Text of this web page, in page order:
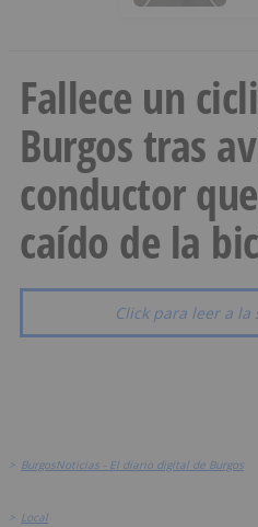
Fallece un
Burgos tras
conductor
caído de la
Click para leer a
> BurgosNoticias - El diario digital de Burgos
> Local